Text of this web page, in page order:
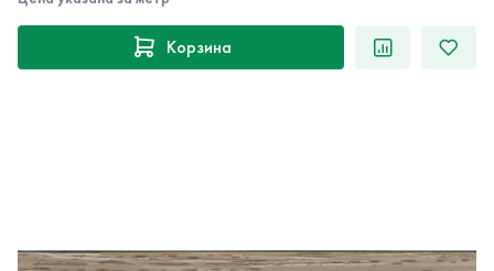
Корзина